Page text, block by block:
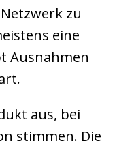
zu
eine
Ausnahmen
aus, bei
stimmen. Die